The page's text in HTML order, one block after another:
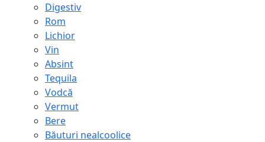
Digestiv
Rom
Lichior
Vin
Absint
Tequila
Vodcă
Vermut
Bere
Băuturi nealcoolice